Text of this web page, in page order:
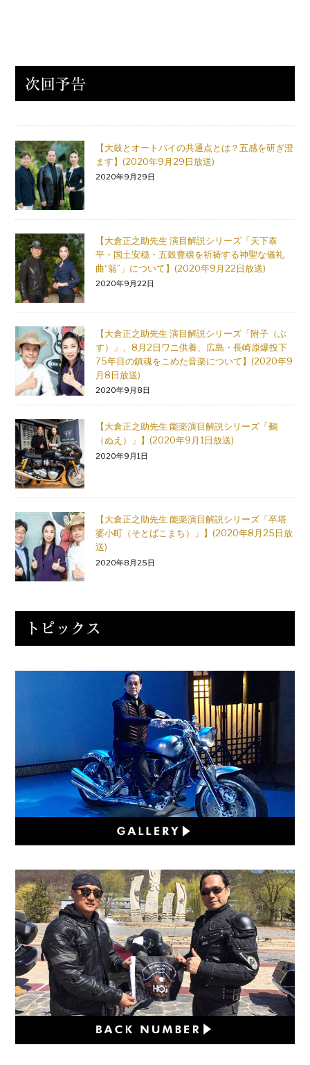
【大鼓とオートバイの共通点とは？五感を研ぎ澄
ます】(2020年9月29日放送)
2020年9月29日
【大倉正之助先生 演目解説シリーズ「天下泰
平・国土安穏・五穀豊穣を祈祷する神聖な儀礼
曲“翁”」について】(2020年9月22日放送)
2020年9月22日
【大倉正之助先生 演目解説シリーズ「附子（ぶ
す）」、8月2日ワニ供養、広島・長崎原爆投下
75年目の鎮魂をこめた音楽について】(2020年9
月8日放送)
2020年9月8日
【大倉正之助先生 能楽演目解説シリーズ「鵺
（ぬえ）」】(2020年9月1日放送)
2020年9月1日
【大倉正之助先生 能楽演目解説シリーズ「卒塔
婆小町（そとばこまち）」】(2020年8月25日放
送)
2020年8月25日